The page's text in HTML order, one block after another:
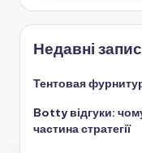
Недавні
Тентовая
Botty відгуки:
частина стратегії